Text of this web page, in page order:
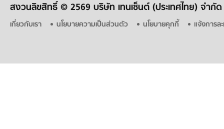
สงวนลิขสิทธิ์ © 2569 บริษัท เทนเซ็นต์ (ประเทศไทย) จำกัด
เกี่ยวกับเรา นโยบายความเป็นส่วนตัว นโยบายคุกกี้ แจ้งการล